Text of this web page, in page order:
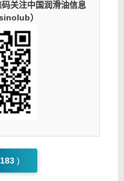
关注中国润滑油信息
）
183 )